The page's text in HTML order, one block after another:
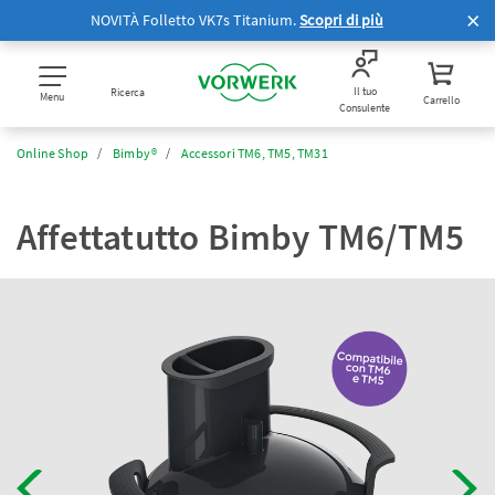
NOVITÀ Folletto VK7s Titanium.Scopri di più
Menu Ricerca
Il tuo
Consulente
Carrello
Online Shop Bimby® Accessori TM6, TM5, TM31
Affettatutto Bimby TM6/TM5